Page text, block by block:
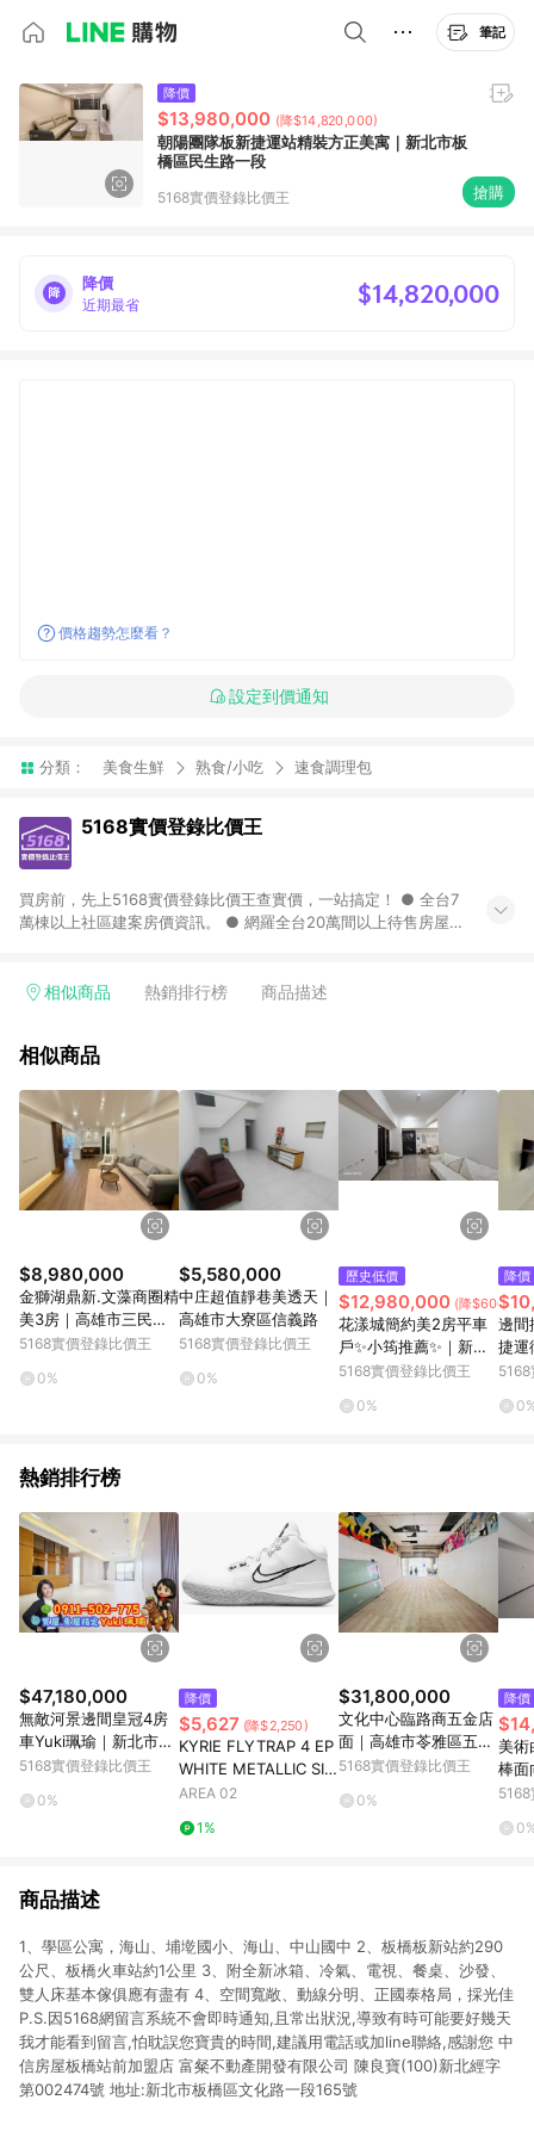
筆記
降價
$13,980,000 (降$14,820,000)
朝陽團隊板新捷運站精裝方正美寓｜新北市板
橋區民生路一段
5168實價登錄比價王 搶購
降價
近期最省 $14,820,000
價格趨勢怎麼看？
設定到價通知
分類： 美食生鮮 熟食/小吃 速食調理包
5168實價登錄比價王
買房前，先上5168實價登錄比價王查實價，一站搞定！ ● 全台7
萬棟以上社區建案房價資訊。 ● 網羅全台20萬間以上待售房屋，
器人，24小時在線查。
相似商品 熱銷排行榜 商品描述
相似商品
$8,980,000
金獅湖鼎新.文藻商圈精
美3房｜高雄市三民區
鼎新路
5168實價登錄比價王
0%
$5,580,000
中庄超值靜巷美透天｜
高雄市大寮區信義路
5168實價登錄比價王
0%
歷史低價
$12,980,000 (降
花漾城簡約美2房平車
戶✨小筠推薦✨｜新竹
市北區西濱路一段
5168實價登錄比價王
0%
降價
邊間
捷運
新興
熱銷排行榜
$47,180,000
無敵河景邊間皇冠4房
車Yuki珮瑜｜新北市板
橋區中山路二段
5168實價登錄比價王
0%
降價
$5,627 (降$2,250)
KYRIE FLYTRAP 4 EP
WHITE METALLIC SIL
VER
AREA 02
1%
$31,800,000
文化中心臨路商五金店
面｜高雄市苓雅區五福
一路
5168實價登錄比價王
0%
降價
美術
棒面
雄市
商品描述
1、學區公寓，海山、埔墘國小、海山、中山國中 2、板橋板新站約290
公尺、板橋火車站約1公里 3、附全新冰箱、冷氣、電視、餐桌、沙發、
雙人床基本傢俱應有盡有 4、空間寬敞、動線分明、正國泰格局，採光佳
P.S.因5168網留言系統不會即時通知,且常出狀況,導致有時可能要好幾天
我才能看到留言,怕耽誤您寶貴的時間,建議用電話或加line聯絡,感謝您 中
信房屋板橋站前加盟店 富粲不動產開發有限公司 陳良寶(100)新北經字
第002474號 地址:新北市板橋區文化路一段165號